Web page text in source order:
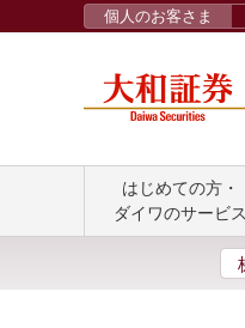
個人のお客さま
はじめての方・
ダイワのサービス